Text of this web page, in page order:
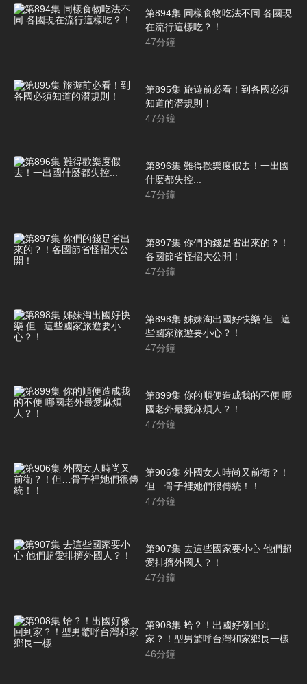
第894集 同樣食物吃法不同 各國現
在流行這樣吃？！
47分鐘
第895集 旅遊前必看！到各國必須
知道的潛規則！
47分鐘
第896集 難得歡樂度假去！一出國
什麼都失控...
47分鐘
第897集 你們的錢是省出來的？！
各國節省怪招大公開！
47分鐘
第898集 姊妹淘出國好快樂 但...這
些國家旅遊要小心？！
47分鐘
第899集 你的順便造成我的不便 哪
國老外最愛麻煩人？！
47分鐘
第906集 外國女人時尚又前衛？！
但…骨子裡她們很傳統！！
47分鐘
第907集 去這些國家要小心 他們超
愛排擠外國人？！
47分鐘
第908集 蛤？！出國好像回到
家？！型男驚呼台灣和家鄉長一樣
46分鐘